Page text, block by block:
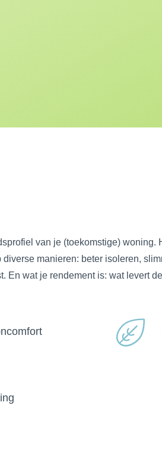
van je (toekomstige) woning.
manieren: beter isoleren,
En wat je rendement is: wat levert